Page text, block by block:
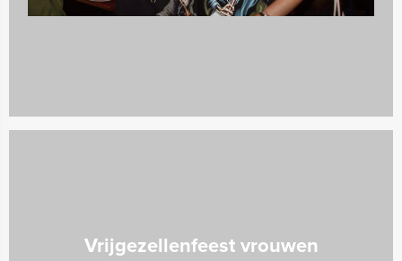
Vrijgezellenfeest vrouwen